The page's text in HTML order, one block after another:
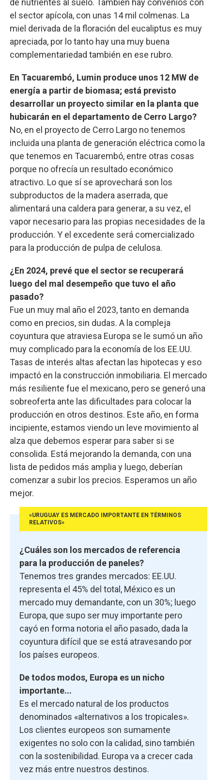
de nutrientes al suelo. También hay convenios con
el sector apícola, con unas 14 mil colmenas. La
miel derivada de la floración del eucaliptus es muy
apreciada, por lo tanto hay una muy buena
complementariedad también en ese rubro.
En Tacuarembó, Lumin produce unos 12 MW de
energía a partir de biomasa; está previsto
desarrollar un proyecto similar en la planta que
hubicarán en el departamento de Cerro Largo?
No, en el proyecto de Cerro Largo no tenemos
incluida una planta de generación eléctrica como la
que tenemos en Tacuarembó, entre otras cosas
porque no ofrecía un resultado económico
atractivo. Lo que sí se aprovechará son los
subproductos de la madera aserrada, que
alimentará una caldera para generar, a su vez, el
vapor necesario para las propias necesidades de la
producción. Y el excedente será comercializado
para la producción de pulpa de celulosa.
¿En 2024, prevé que el sector se recuperará
luego del mal desempeño que tuvo el año
pasado?
Fue un muy mal año el 2023, tanto en demanda
como en precios, sin dudas. A la compleja
coyuntura que atraviesa Europa se le sumó un año
muy complicado para la economía de los EE.UU.
Tasas de interés altas afectan las hipotecas y eso
impactó en la construcción inmobiliaria. El mercado
más resiliente fue el mexicano, pero se generó una
sobreoferta ante las dificultades para colocar la
producción en otros destinos. Este año, en forma
incipiente, estamos viendo un leve movimiento al
alza que debemos esperar para saber si se
consolida. Está mejorando la demanda, con una
lista de pedidos más amplia y luego, deberían
comenzar a subir los precios. Esperamos un año
mejor.
«URUGUAY ES MERCADO IMPORTANTE EN TÉRMINOS
RELATIVOS»
¿Cuáles son los mercados de referencia
para la producción de paneles?
Tenemos tres grandes mercados: EE.UU.
representa el 45% del total, México es un
mercado muy demandante, con un 30%; luego
Europa, que supo ser muy importante pero
cayó en forma notoria el año pasado, dada la
coyuntura difícil que se está atravesando por
los países europeos.
De todos modos, Europa es un nicho
importante...
Es el mercado natural de los productos
denominados «alternativos a los tropicales».
Los clientes europeos son sumamente
exigentes no solo con la calidad, sino también
con la sostenibilidad. Europa va a crecer cada
vez más entre nuestros destinos.